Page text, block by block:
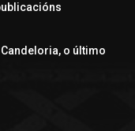
o último